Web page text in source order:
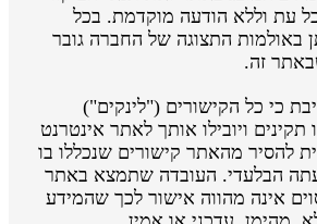
עת וללא הודעה מוקדמת. בכל
התצוגה של החברה גובר
זה.
כי כל הקישורים ("לינקים")
ויובילו אותך לאתר אינטרנט
מהאתר קישורים שנכללו בו
הבלעדי. העובדה שתמצא באתר
אינה מהווה אישור לכך שהמידע